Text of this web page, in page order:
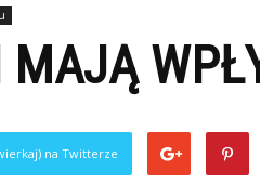
na Twitterze